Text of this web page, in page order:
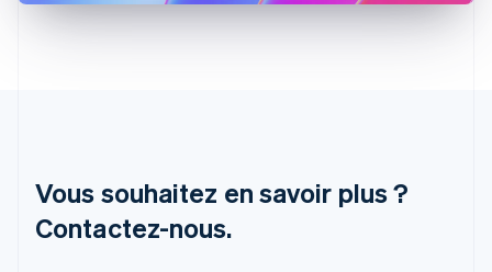
Vous souhaitez en savoir plus ?
Contactez-nous.
Lettonie
English
Liechtenstein